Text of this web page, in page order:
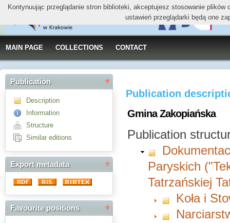
MAIN PAGE COLLECTIONS CONTACT
Publication
Description
Information
Structure
Similar editions
Export metadata
Favourite positions
Publication
Gmina Zakopiańska
Publication
Paryskich
Tatrzańskiej
Koła i
Kontynuując przeglądanie stron biblioteki, akceptujesz stosowanie
ustawień przeglądarki będą one